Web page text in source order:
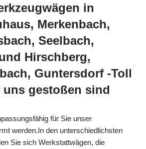
in
Merkenbach,
Seelbach,
Hirschberg,
Guntersdorf -Toll
uns gestoßen sind
für Sie unser
werden.In den unterschiedlichsten
Sie sich Werkstattwägen, die